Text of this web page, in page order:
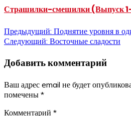
Страшилки-смешилки (Выпуск
Навигация
записям
Предыдущий: Поднятие уровня в
Следующий: Восточные сладости
Добавить комментарий
Ваш адрес email не будет
помечены *
Комментарий *